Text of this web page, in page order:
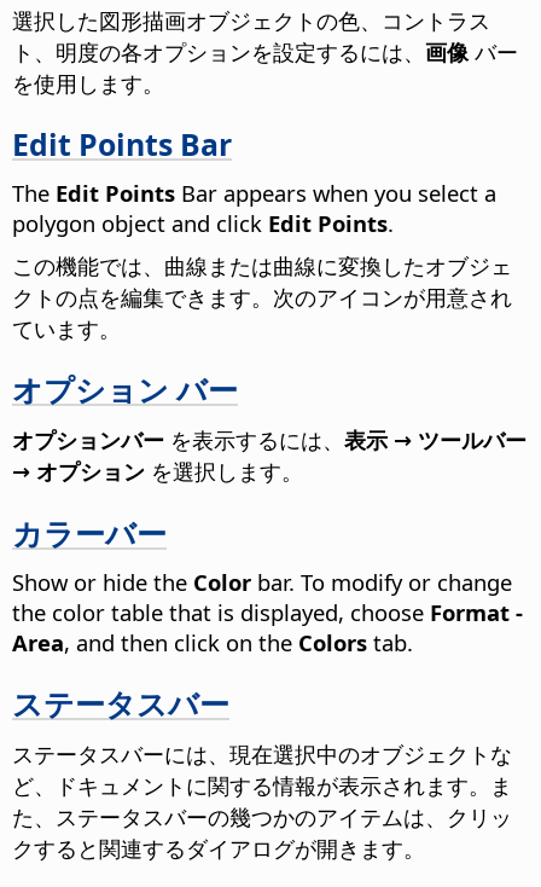
選択した図形描画オブジェクトの色、コントラス
ト、明度の各オプションを設定するには、 画像 バー
を使用します。
Edit Points Bar
The Edit Points Bar appears when you select a
polygon object and click Edit Points.
この機能では、曲線または曲線に変換したオブジェ
クトの点を編集できます。次のアイコンが用意され
ています。
オプション バー
オプションバー を表示するには、 表示 → ツールバー
→ オプション を選択します。
カラーバー
Show or hide the Color bar. To modify or change
the color table that is displayed, choose Format -
Area, and then click on the Colors tab.
ステータスバー
ステータスバーには、現在選択中のオブジェクトな
ど、ドキュメントに関する情報が表示されます。ま
た、ステータスバーの幾つかのアイテムは、クリッ
クすると関連するダイアログが開きます。